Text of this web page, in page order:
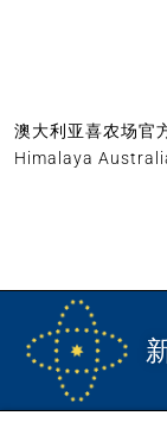
澳大利亚喜农场官
Himalaya